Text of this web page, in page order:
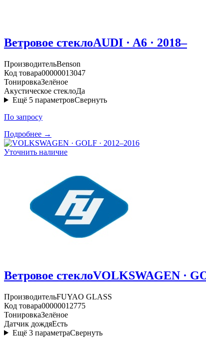
Ветровое стеклоAUDI · A6 · 2018–
ПроизводительBenson
Код товара00000013047
ТонировкаЗелёное
Акустическое стеклоДа
Ещё 5 параметровСвернуть
По запросу
Подробнее →
Уточнить наличие
Ветровое стеклоVOLKSWAGEN ·
ПроизводительFUYAO GLASS
Код товара00000012775
ТонировкаЗелёное
Датчик дождяЕсть
Ещё 3 параметраСвернуть